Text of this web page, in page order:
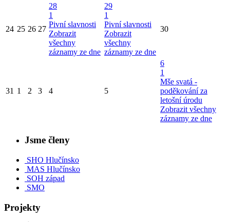
24 25 26 27
28
1
Pivní slavnosti
Zobrazit
všechny
záznamy ze dne
29
1
Pivní slavnosti
Zobrazit
všechny
záznamy ze dne
30
31 1 2 3 4 5
6
1
Mše svatá -
poděkování za
letošní úrodu
Zobrazit všechny
záznamy ze dne
Jsme členy
SHO Hlučínsko
MAS Hlučínsko
SOH západ
SMO
Projekty